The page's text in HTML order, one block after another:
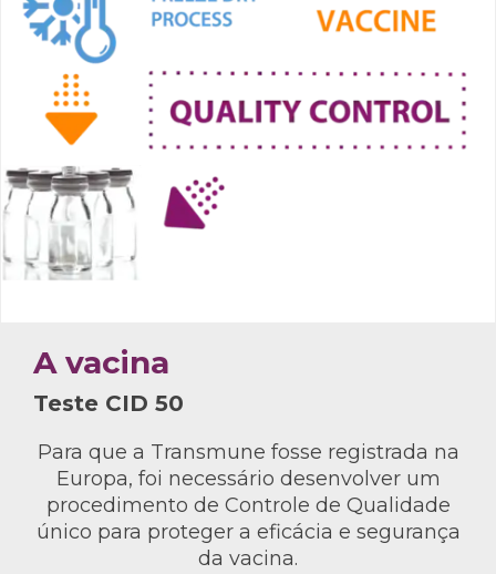
A vacina
Teste CID 50
Para que a Transmune fosse registrada na
Europa, foi necessário desenvolver um
procedimento de Controle de Qualidade
único para proteger a eficácia e segurança
da vacina.